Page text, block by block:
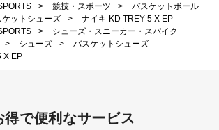
> 競技・スポーツ >
バスケットボール
ケットシューズ >
ナイキ KD TREY 5 X EP
>
シューズ・スニーカー・スパイク
> シューズ >
バスケットシューズ
X EP
得で便利なサービス